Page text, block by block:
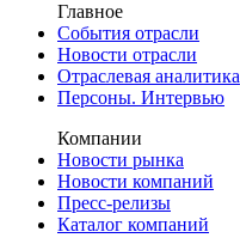
Главное
События отрасли
Новости отрасли
Отраслевая аналитика
Персоны. Интервью
Компании
Новости рынка
Новости компаний
Пресс-релизы
Каталог компаний